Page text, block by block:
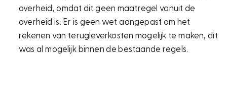
overheid, omdat dit geen maatregel vanuit de
overheid is. Er is geen wet aangepast om het
rekenen van terugleverkosten mogelijk te maken, dit
was al mogelijk binnen de bestaande regels.